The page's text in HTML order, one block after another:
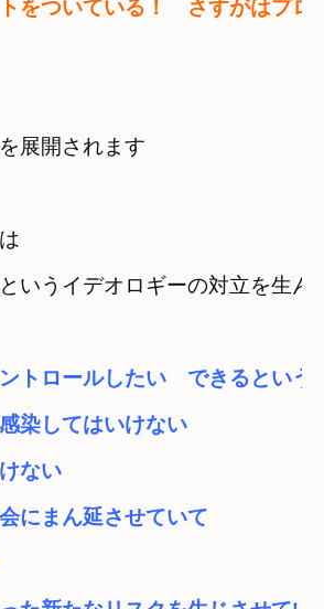
をついている！　さすがはプロ
展開されます
というイデオロギーの対立を生ん
トロールしたい　できるという
染してはいけない
ない
にまん延させていて